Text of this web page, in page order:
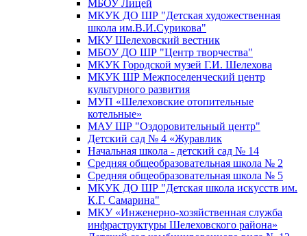
МБОУ Лицей
МКУК ДО ШР "Детская художественная
школа им.В.И.Сурикова"
МКУ Шелеховский вестник
МБОУ ДО ШР "Центр творчества"
МКУК Городской музей Г.И. Шелехова
МКУК ШР Межпоселенческий центр
культурного развития
МУП «Шелеховские отопительные
котельные»
МАУ ШР "Оздоровительный центр"
Детский сад № 4 «Журавлик
Начальная школа - детский сад № 14
Средняя общеобразовательная школа № 2
Средняя общеобразовательная школа № 5
МКУК ДО ШР "Детская школа искусств им.
К.Г. Самарина"
МКУ «Инженерно-хозяйственная служба
инфраструктуры Шелеховского района»